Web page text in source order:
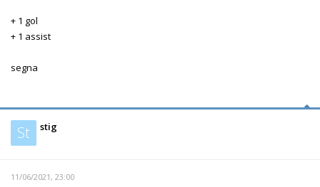
+ 1 gol
+ 1 assist
segna
St stig
11/06/2021, 23:00